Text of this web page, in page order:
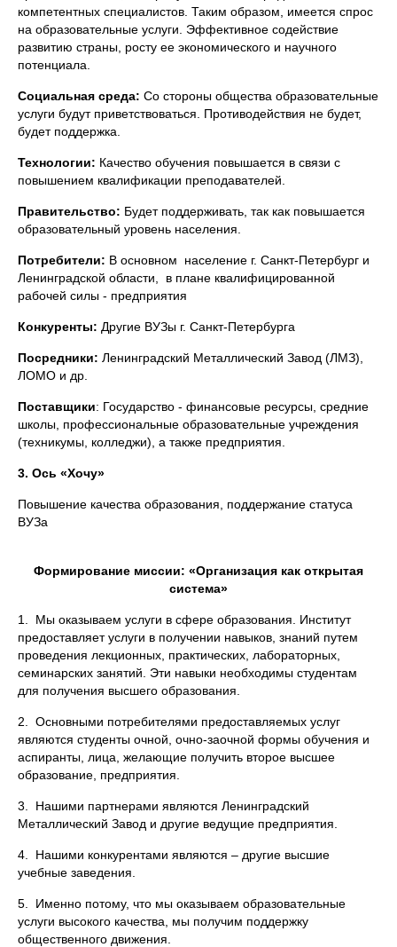
компетентных специалистов. Таким образом, имеется спрос
на образовательные услуги. Эффективное содействие
развитию страны, росту ее экономического и научного
потенциала.
Социальная среда: Со стороны общества образовательные
услуги будут приветствоваться. Противодействия не будет,
будет поддержка.
Технологии: Качество обучения повышается в связи с
повышением квалификации преподавателей.
Правительство: Будет поддерживать, так как повышается
образовательный уровень населения.
Потребители: В основном население г. Санкт-Петербург и
Ленинградской области, в плане квалифицированной
рабочей силы - предприятия
Конкуренты: Другие ВУЗы г. Санкт-Петербурга
Посредники: Ленинградский Металлический Завод (ЛМЗ),
ЛОМО и др.
Поставщики: Государство - финансовые ресурсы, средние
школы, профессиональные образовательные учреждения
(техникумы, колледжи), а также предприятия.
3. Ось «Хочу»
Повышение качества образования, поддержание статуса
ВУЗа
Формирование миссии: «Организация как открытая
система»
1. Мы оказываем услуги в сфере образования. Институт
предоставляет услуги в получении навыков, знаний путем
проведения лекционных, практических, лабораторных,
семинарских занятий. Эти навыки необходимы студентам
для получения высшего образования.
2. Основными потребителями предоставляемых услуг
являются студенты очной, очно-заочной формы обучения и
аспиранты, лица, желающие получить второе высшее
образование, предприятия.
3. Нашими партнерами являются Ленинградский
Металлический Завод и другие ведущие предприятия.
4. Нашими конкурентами являются – другие высшие
учебные заведения.
5. Именно потому, что мы оказываем образовательные
услуги высокого качества, мы получим поддержку
общественного движения.